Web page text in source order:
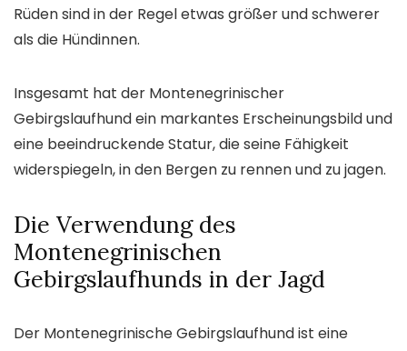
Rüden sind in der Regel etwas größer und schwerer
als die Hündinnen.
Insgesamt hat der Montenegrinischer
Gebirgslaufhund ein markantes Erscheinungsbild und
eine beeindruckende Statur, die seine Fähigkeit
widerspiegeln, in den Bergen zu rennen und zu jagen.
Die Verwendung des
Montenegrinischen
Gebirgslaufhunds in der Jagd
Der Montenegrinische Gebirgslaufhund ist eine